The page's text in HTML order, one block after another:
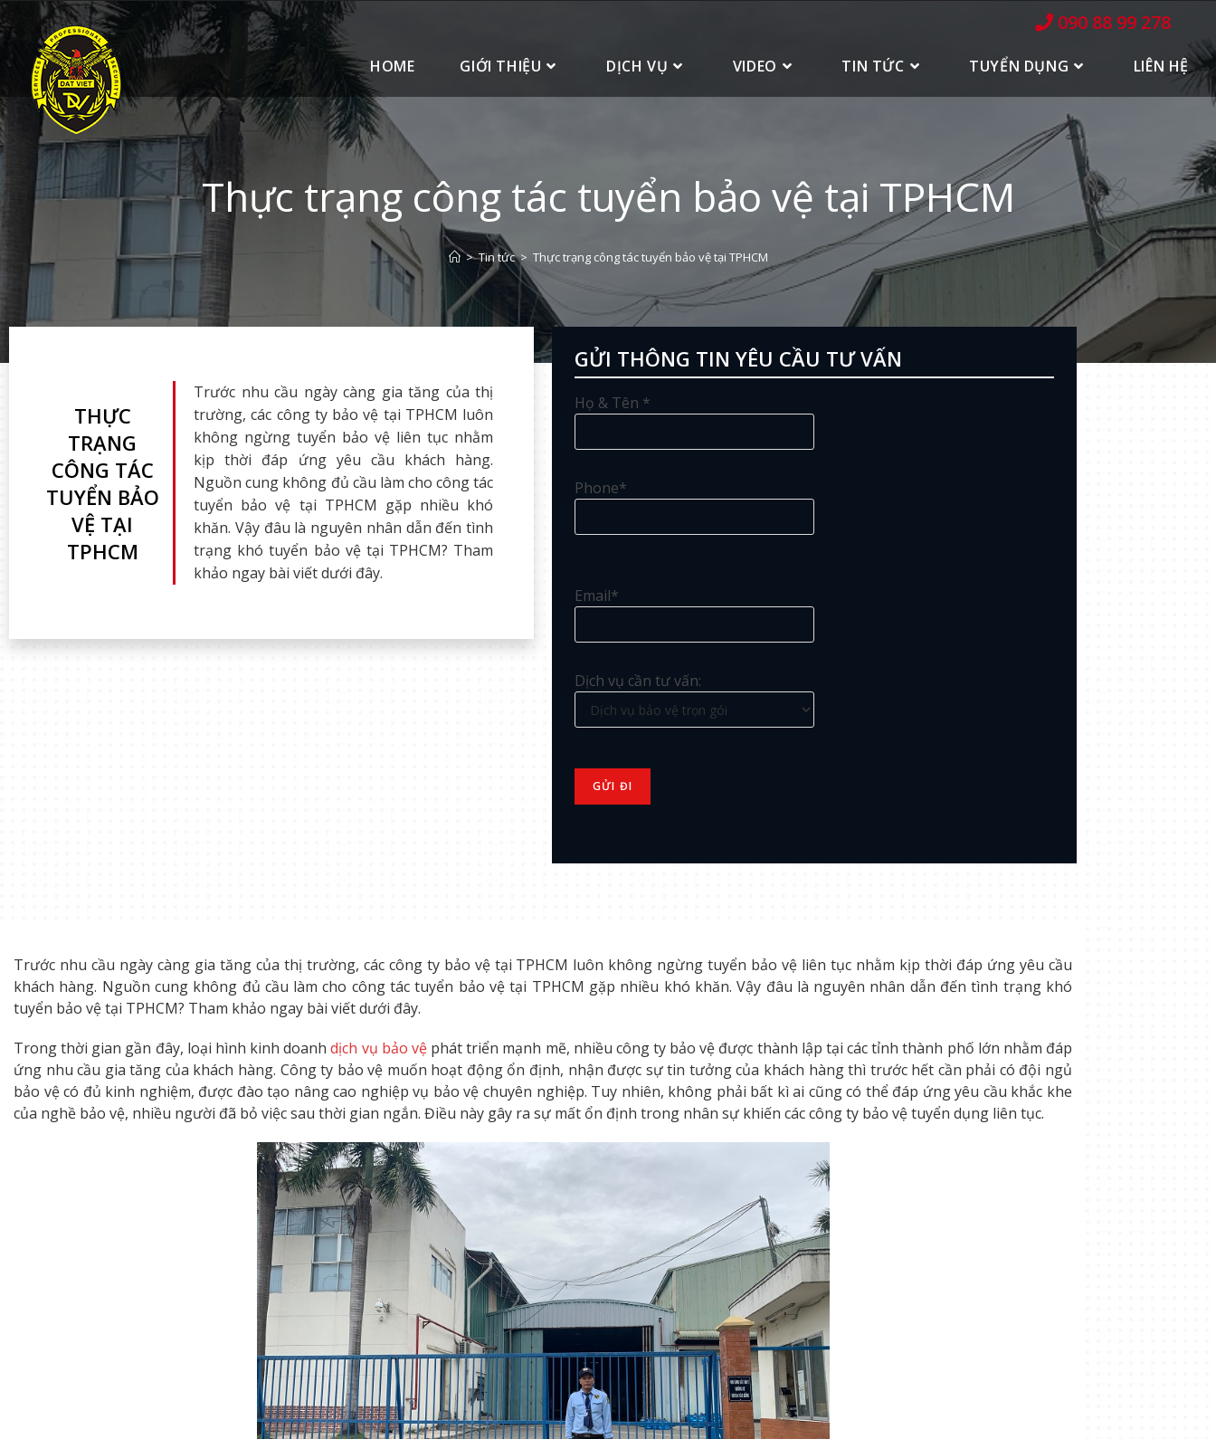
090 88 99 278
HOME GIỚI THIỆU DỊCH VỤ VIDEO TIN TỨC TUYỂN DỤNG LIÊN HỆ
Thực trạng công tác tuyển bảo vệ tại TPHCM
> Tin tức > Thực trạng công tác tuyển bảo vệ tại TPHCM
THỰC
TRẠNG
CÔNG TÁC
TUYỂN BẢO
VỆ TẠI
TPHCM
Trước nhu cầu ngày càng gia tăng của thị
trường, các công ty bảo vệ tại TPHCM luôn
không ngừng tuyển bảo vệ liên tục nhằm
kịp thời đáp ứng yêu cầu khách hàng.
Nguồn cung không đủ cầu làm cho công tác
tuyển bảo vệ tại TPHCM gặp nhiều khó
khăn. Vậy đâu là nguyên nhân dẫn đến tình
trạng khó tuyển bảo vệ tại TPHCM? Tham
khảo ngay bài viết dưới đây.
GỬI THÔNG TIN YÊU CẦU TƯ VẤN
Họ & Tên *
Phone*
Email*
Dịch vụ cần tư vấn:
Trước nhu cầu ngày càng gia tăng của thị trường, các công ty bảo vệ tại TPHCM luôn không ngừng tuyển bảo vệ liên tục nhằm kịp thời đáp ứng yêu cầu
khách hàng. Nguồn cung không đủ cầu làm cho công tác tuyển bảo vệ tại TPHCM gặp nhiều khó khăn. Vậy đâu là nguyên nhân dẫn đến tình trạng khó
tuyển bảo vệ tại TPHCM? Tham khảo ngay bài viết dưới đây.
Trong thời gian gần đây, loại hình kinh doanhdịch vụ bảo vệphát triển mạnh mẽ, nhiều công ty bảo vệ được thành lập tại các tỉnh thành phố lớn nhằm đáp
ứng nhu cầu gia tăng của khách hàng. Công ty bảo vệ muốn hoạt động ổn định, nhận được sự tin tưởng của khách hàng thì trước hết cần phải có đội ngủ
bảo vệ có đủ kinh nghiệm, được đào tạo nâng cao nghiệp vụ bảo vệ chuyên nghiệp. Tuy nhiên, không phải bất kì ai cũng có thể đáp ứng yêu cầu khắc khe
của nghề bảo vệ, nhiều người đã bỏ việc sau thời gian ngắn. Điều này gây ra sự mất ổn định trong nhân sự khiến các công ty bảo vệ tuyển dụng liên tục.